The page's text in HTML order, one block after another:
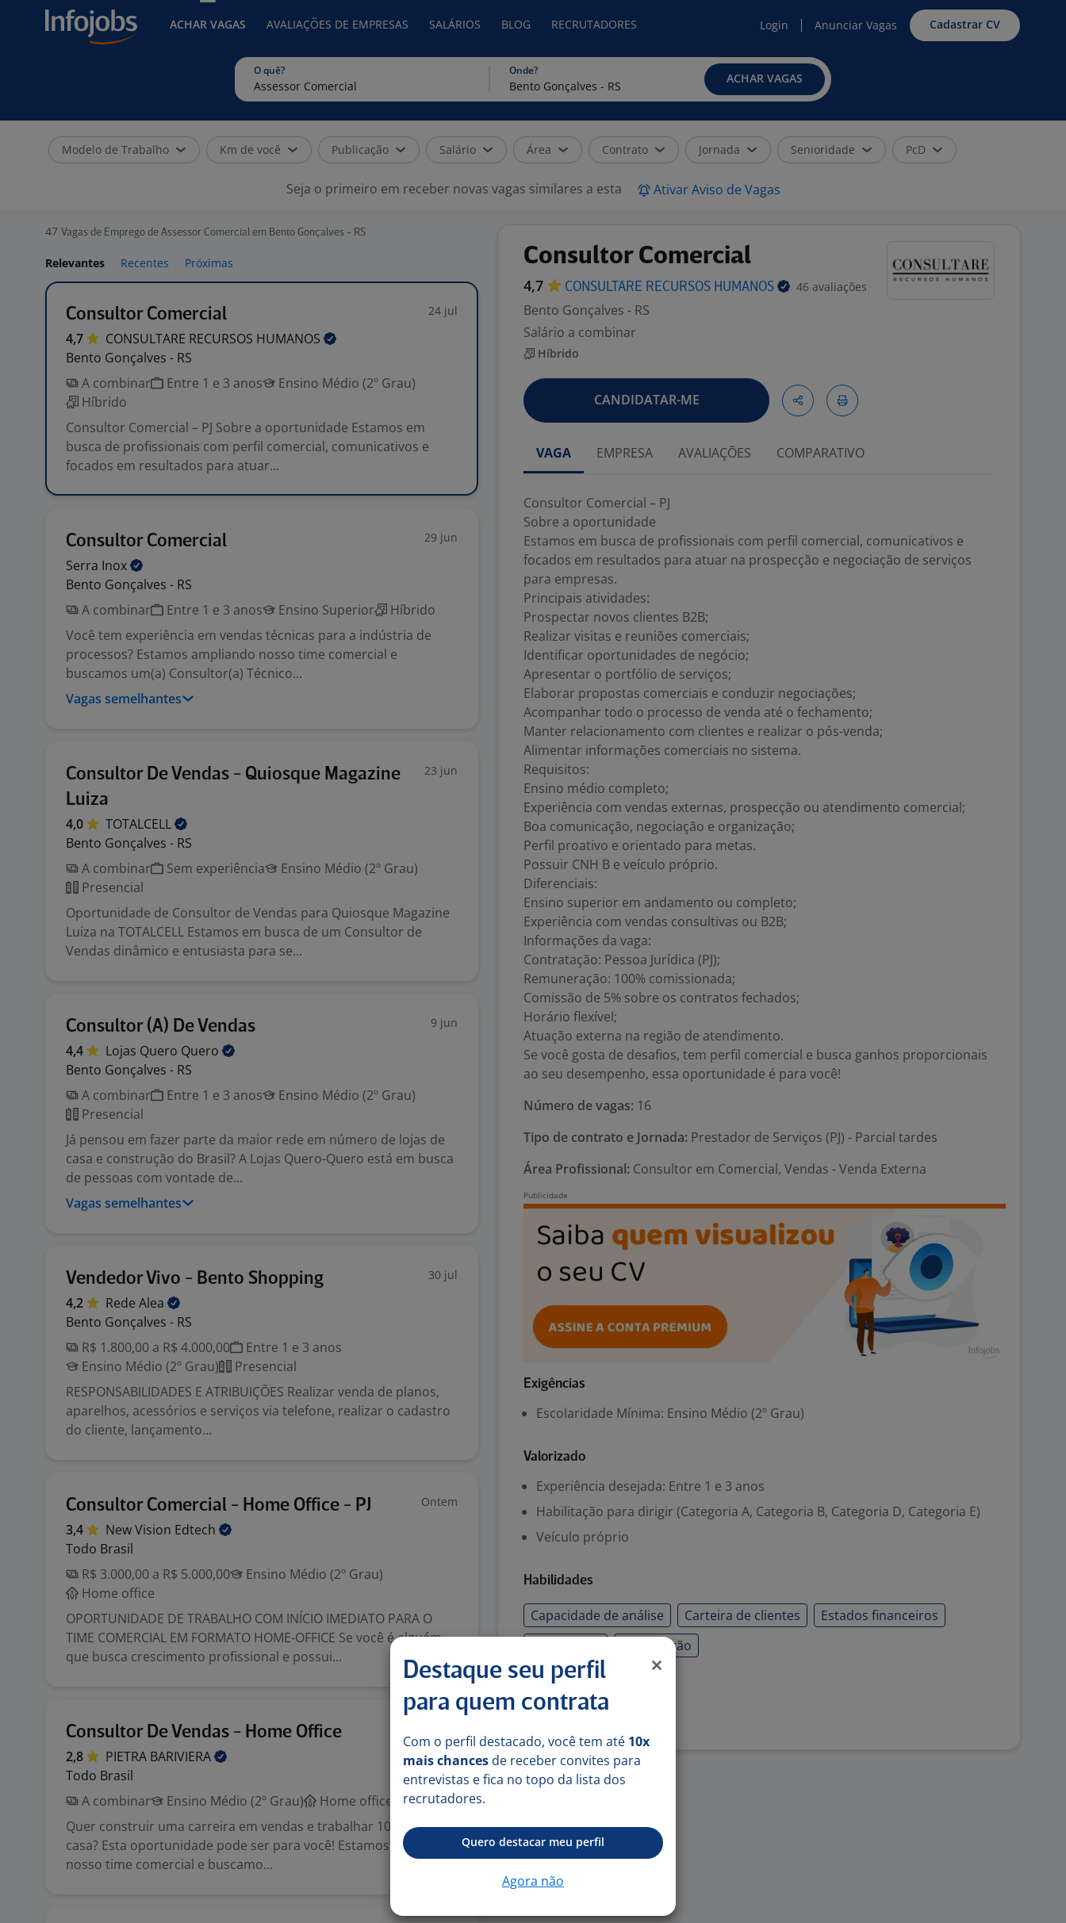
ACHAR VAGAS AVALIAÇÕES DE EMPRESAS SALÁRIOS BLOG RECRUTADORES Login Anunciar Vagas Cadastrar CV
O quê? Onde?
ACHAR VAGAS
Modelo de Trabalho Km de você Publicação Salário Área Contrato Jornada Senioridade PcD
Seja o primeiro em receber novas vagas similares a esta Ativar Aviso de Vagas
47 Vagas de Emprego de Assessor Comercial em Bento Gonçalves - RS
Relevantes Recentes Próximas
Consultor Comercial 24 jul
4,7 CONSULTARE RECURSOS HUMANOS
Bento Gonçalves - RS
A combinar
Entre 1 e 3 anos
Ensino Médio (2º Grau)
Híbrido
Consultor Comercial – PJ Sobre a oportunidade Estamos em
busca de profissionais com perfil comercial, comunicativos e
focados em resultados para atuar...
Consultor Comercial 29 jun
Serra Inox
Bento Gonçalves - RS
A combinar
Entre 1 e 3 anos Ensino Superior
Híbrido
Você tem experiência em vendas técnicas para a indústria de
processos? Estamos ampliando nosso time comercial e
buscamos um(a) Consultor(a) Técnico...
Vagas semelhantes
Consultor De Vendas - Quiosque Magazine
Luiza
23 jun
4,0
TOTALCELL
Bento Gonçalves - RS
A combinar
Sem experiência
Ensino Médio (2º Grau)
Presencial
Oportunidade de Consultor de Vendas para Quiosque Magazine
Luiza na TOTALCELL Estamos em busca de um Consultor de
Vendas dinâmico e entusiasta para se...
Consultor (A) De Vendas 9 jun
4,4 Lojas Quero Quero
Bento Gonçalves - RS
A combinar
Entre 1 e 3 anos
Ensino Médio (2º Grau)
Presencial
Já pensou em fazer parte da maior rede em número de lojas de
casa e construção do Brasil? A Lojas Quero-Quero está em busca
de pessoas com vontade de...
Vagas semelhantes
Vendedor Vivo - Bento Shopping 30 jul
4,2 Rede Alea
Bento Gonçalves - RS
R$ 1.800,00 a R$ 4.000,00
Entre 1 e 3 anos
Ensino Médio (2º Grau)
Presencial
RESPONSABILIDADES E ATRIBUIÇÕES Realizar venda de planos,
aparelhos, acessórios e serviços via telefone, realizar o cadastro
do cliente, lançamento...
Consultor Comercial - Home Office - PJ Ontem
3,4 New Vision Edtech
Todo Brasil
R$ 3.000,00 a R$ 5.000,00
Ensino Médio (2º Grau)
Home office
OPORTUNIDADE DE TRABALHO COM INÍCIO IMEDIATO PARA O
TIME COMERCIAL EM FORMATO HOME-OFFICE Se você é alguém
que busca crescimento profissional e possui...
Consultor De Vendas - Home Office
2,8 PIETRA BARIVIERA
Todo Brasil
A combinar
Ensino Médio (2º Grau)
Home office
Quer construir uma carreira em vendas e trabalhar 100% de
casa? Esta oportunidade pode ser para você! Estamos ampliando
nosso time comercial e buscamo...
Consultor Comercial
4,7 CONSULTARE RECURSOS HUMANOS 46 avaliações
Bento Gonçalves - RS
Salário a combinar
Híbrido
CANDIDATAR-ME
VAGA EMPRESA AVALIAÇÕES COMPARATIVO
Consultor Comercial – PJ
Sobre a oportunidade
Estamos em busca de profissionais com perfil comercial, comunicativos e
focados em resultados para atuar na prospecção e negociação de serviços
para empresas.
Principais atividades:
Prospectar novos clientes B2B;
Realizar visitas e reuniões comerciais;
Identificar oportunidades de negócio;
Apresentar o portfólio de serviços;
Elaborar propostas comerciais e conduzir negociações;
Acompanhar todo o processo de venda até o fechamento;
Manter relacionamento com clientes e realizar o pós-venda;
Alimentar informações comerciais no sistema.
Requisitos:
Ensino médio completo;
Experiência com vendas externas, prospecção ou atendimento comercial;
Boa comunicação, negociação e organização;
Perfil proativo e orientado para metas.
Possuir CNH B e veículo próprio.
Diferenciais:
Ensino superior em andamento ou completo;
Experiência com vendas consultivas ou B2B;
Informações da vaga:
Contratação: Pessoa Jurídica (PJ);
Remuneração: 100% comissionada;
Comissão de 5% sobre os contratos fechados;
Horário flexível;
Atuação externa na região de atendimento.
Se você gosta de desafios, tem perfil comercial e busca ganhos proporcionais
ao seu desempenho, essa oportunidade é para você!
Número de vagas: 16
Tipo de contrato e Jornada: Prestador de Serviços (PJ) - Parcial tardes
Área Profissional: Consultor em Comercial, Vendas - Venda Externa
Exigências
Escolaridade Mínima: Ensino Médio (2º Grau)
Valorizado
Experiência desejada: Entre 1 e 3 anos
Habilitação para dirigir (Categoria A, Categoria B, Categoria D, Categoria E)
Veículo próprio
Habilidades
Capacidade de análise Carteira de clientes
Estados financeiros
Prospecção
Denunciar vaga
Destaque seu perfil
para quem contrata
Com o perfil destacado, você tem até 10x
mais chances de receber convites para
entrevistas e fica no topo da lista dos
recrutadores.
Quero destacar meu perfil
Agora não